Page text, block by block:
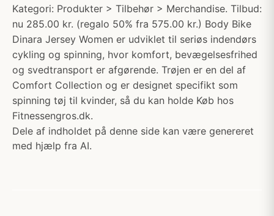
Kategori: Produkter > Tilbehør > Merchandise. Tilbud:
nu 285.00 kr. (regalo 50% fra 575.00 kr.) Body Bike
Dinara Jersey Women er udviklet til seriøs indendørs
cykling og spinning, hvor komfort, bevægelsesfrihed
og svedtransport er afgørende. Trøjen er en del af
Comfort Collection og er designet specifikt som
spinning tøj til kvinder, så du kan holde Køb hos
Fitnessengros.dk.
Dele af indholdet på denne side kan være genereret
med hjælp fra AI.